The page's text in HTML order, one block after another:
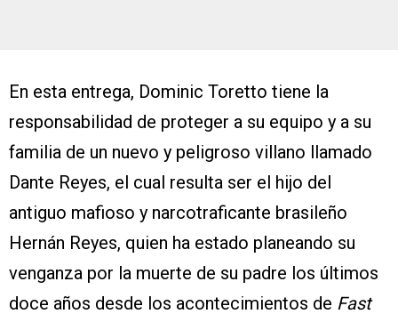
En esta entrega, Dominic Toretto tiene la
responsabilidad de proteger a su equipo y a su
familia de un nuevo y peligroso villano llamado
Dante Reyes, el cual resulta ser el hijo del
antiguo mafioso y narcotraficante brasileño
Hernán Reyes, quien ha estado planeando su
venganza por la muerte de su padre los últimos
doce años desde los acontecimientos de Fast